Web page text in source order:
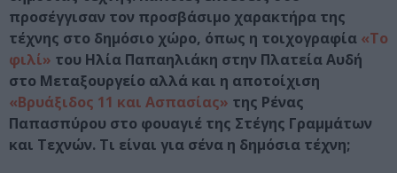
προσέγγισαν τον προσβάσιμο χαρακτήρα της
τέχνης στο δημόσιο χώρο, όπως η τοιχογραφία «Το
φιλί» του Ηλία Παπαηλιάκη στην Πλατεία Αυδή
στο Μεταξουργείο αλλά και η αποτοίχιση
«Βρυάξιδος 11 και Ασπασίας» της Ρένας
Παπασπύρου στο φουαγιέ της Στέγης Γραμμάτων
και Τεχνών. Τι είναι για σένα η δημόσια τέχνη;